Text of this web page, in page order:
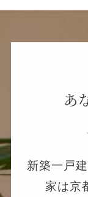
あ
新築一戸
家は京